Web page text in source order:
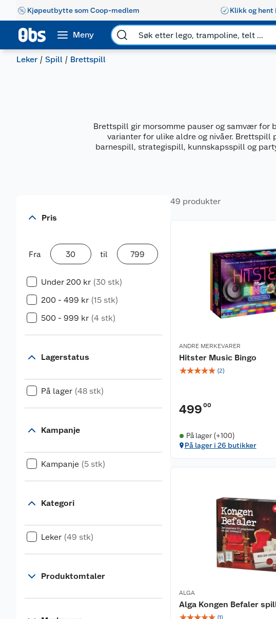
Kjøpeutbytte som Coop-medlem Klikk og hent
Meny
Leker Spill Brettspill
Brettspill gir morsomme pauser og samvær for
varianter for ulike aldre og nivåer. Brettspill
barnespill, strategispill, kunnskapsspill og
Pris
Fra til
Under 200 kr (30 stk)
200 - 499 kr (15 stk)
500 - 999 kr (4 stk)
Lagerstatus
På lager (48 stk)
Kampanje
Kampanje (5 stk)
Kategori
Leker (49 stk)
Produktomtaler
49 produkter
ANDRE MERKEVARER
Hitster Music Bingo
☆☆☆☆☆ (2)
499 00
På lager (+100)
På lager i 26 butikker
ALGA
Alga Kongen Befaler
(1)